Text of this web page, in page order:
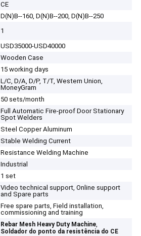
CE
D(N)B--160, D(N)B--200, D(N)B--250
1
USD35000-USD40000
Wooden Case
15 working days
L/C, D/A, D/P, T/T, Western Union,
MoneyGram
50 sets/month
Full Automatic Fire-proof Door Stationary
Spot Welders
Steel Copper Aluminum
Stable Welding Current
Resistance Welding Machine
Industrial
1 set
Video technical support, Online support
and Spare parts
Free spare parts, Field installation,
commissioning and training
Rebar Mesh Heavy Duty Machine,
Soldador do ponto da resistência do CE